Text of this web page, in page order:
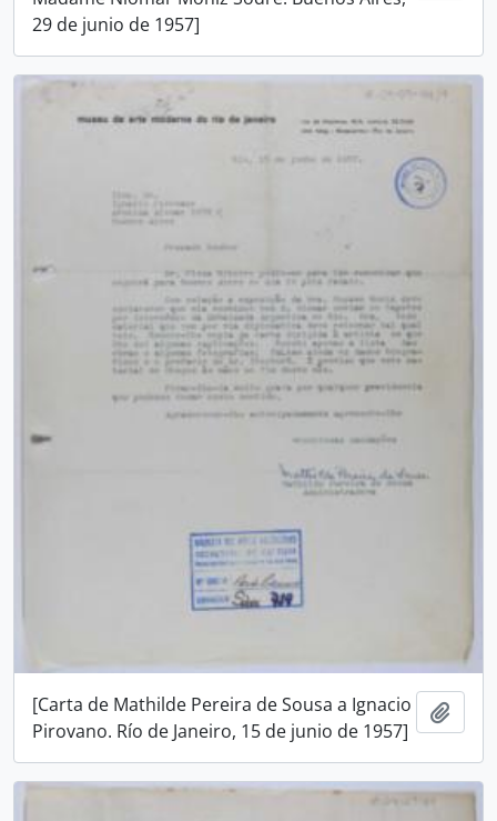
29 de junio de 1957]
[Carta de Mathilde Pereira de Sousa a Ignacio
Pirovano. Río de Janeiro, 15 de junio de 1957]